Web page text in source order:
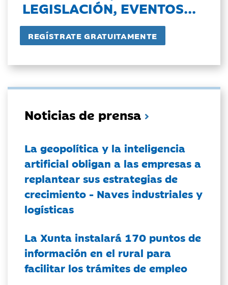
LEGISLACIÓN, EVENTOS...
Noticias de prensa
La geopolítica y la inteligencia
artificial obligan a las empresas a
replantear sus estrategias de
crecimiento - Naves industriales y
logísticas
La Xunta instalará 170 puntos de
información en el rural para
facilitar los trámites de empleo